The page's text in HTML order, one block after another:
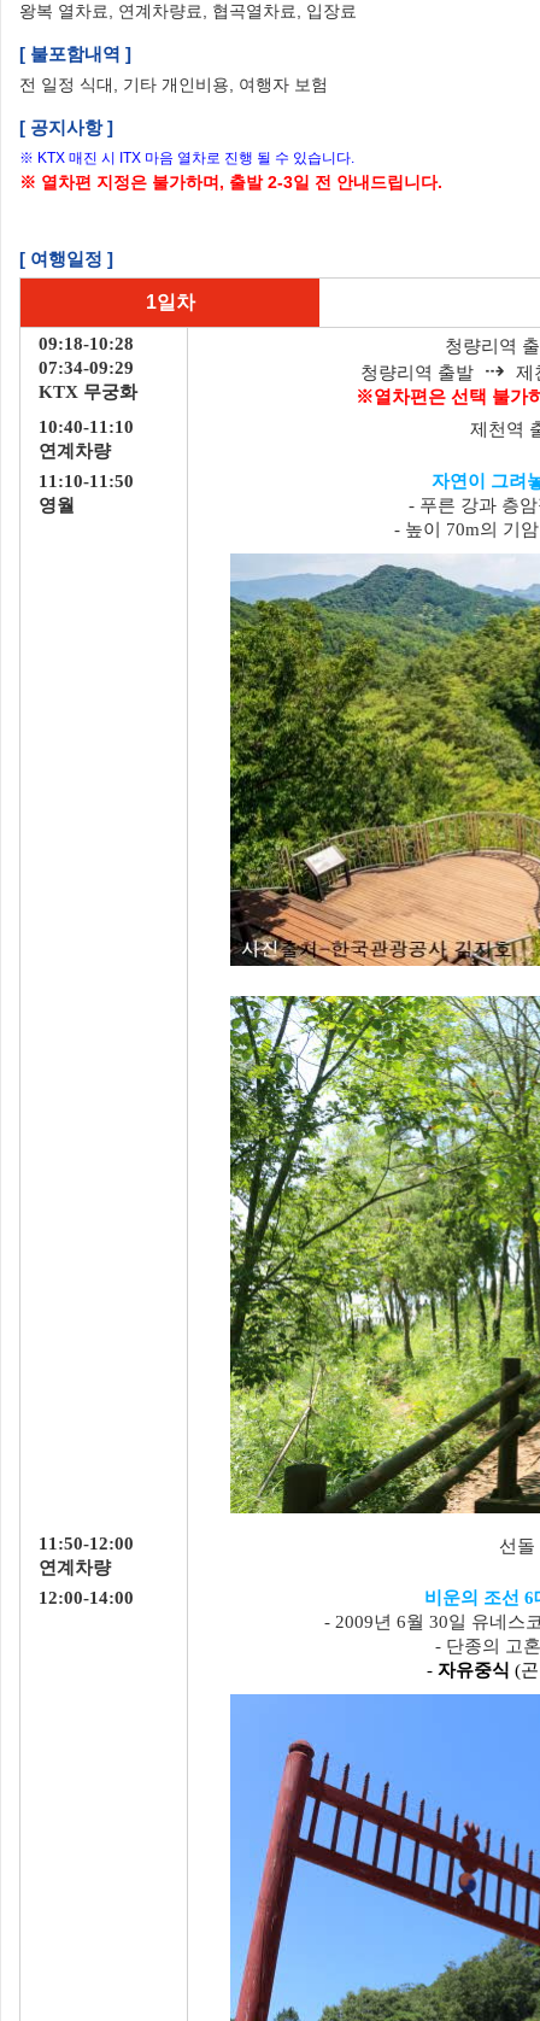
왕복 열차료, 연계차량료, 협곡열차료, 입장료
[ 불포함내역 ]
전 일정 식대, 기타 개인비용, 여행자 보험
[ 공지사항 ]
※ KTX 매진 시 ITX 마음 열차로 진행 될 수 있습니다.
※ 열차편 지정은 불가하며, 출발 2-3일 전 안내드립니다.
[ 여행일정 ]
1일차
09:18-10:28
07:34-09:29
KTX 무궁화
청량리역
청량리역 출발
⇢
제
※열차편은 선택 불가
10:40-11:10
연계차량
제천역
11:10-11:50
영월
자연이 그려
- 푸른 강과 층
- 높이 70m의 기
11:50-12:00
연계차량
선
12:00-14:00
비운의 조선
- 2009년 6월 30일 유네스
- 단종의 고
- 자유중식 (